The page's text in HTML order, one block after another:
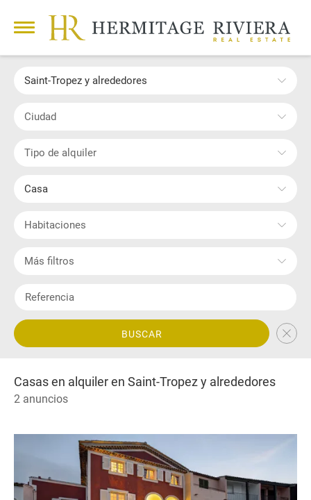
Saint-Tropez y alrededores
Ciudad
Tipo de alquiler
Casa
Habitaciones
Más filtros
BUSCAR
Casas en alquiler en Saint-Tropez y alrededores
2 anuncios